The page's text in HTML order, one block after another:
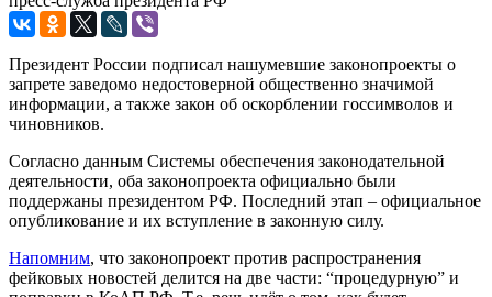
Президент России подписал нашумевшие законопроекты о
запрете заведомо недостоверной общественно значимой
информации, а также закон об оскорблении госсимволов и
чиновников.
Согласно данным Системы обеспечения законодательной
деятельности, оба законопроекта официально были
поддержаны президентом РФ. Последний этап – официальное
опубликование и их вступление в законную силу.
Напомним, что законопроект против распространения
фейковых новостей делится на две части: “процедурную” и